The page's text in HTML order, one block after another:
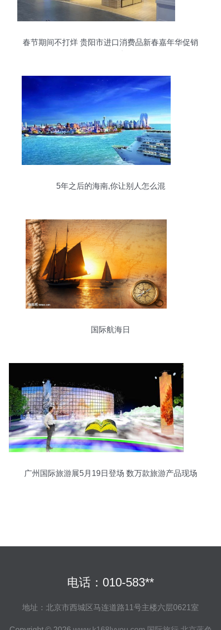
春节期间不打烊 贵阳市进口消费品新春嘉年华促销
5年之后的海南,你让别人怎么混
国际航海日
广州国际旅游展5月19日登场 数万款旅游产品现场
电话：010-583**
地址：北京市西城区马连道路11号主楼六层0621室